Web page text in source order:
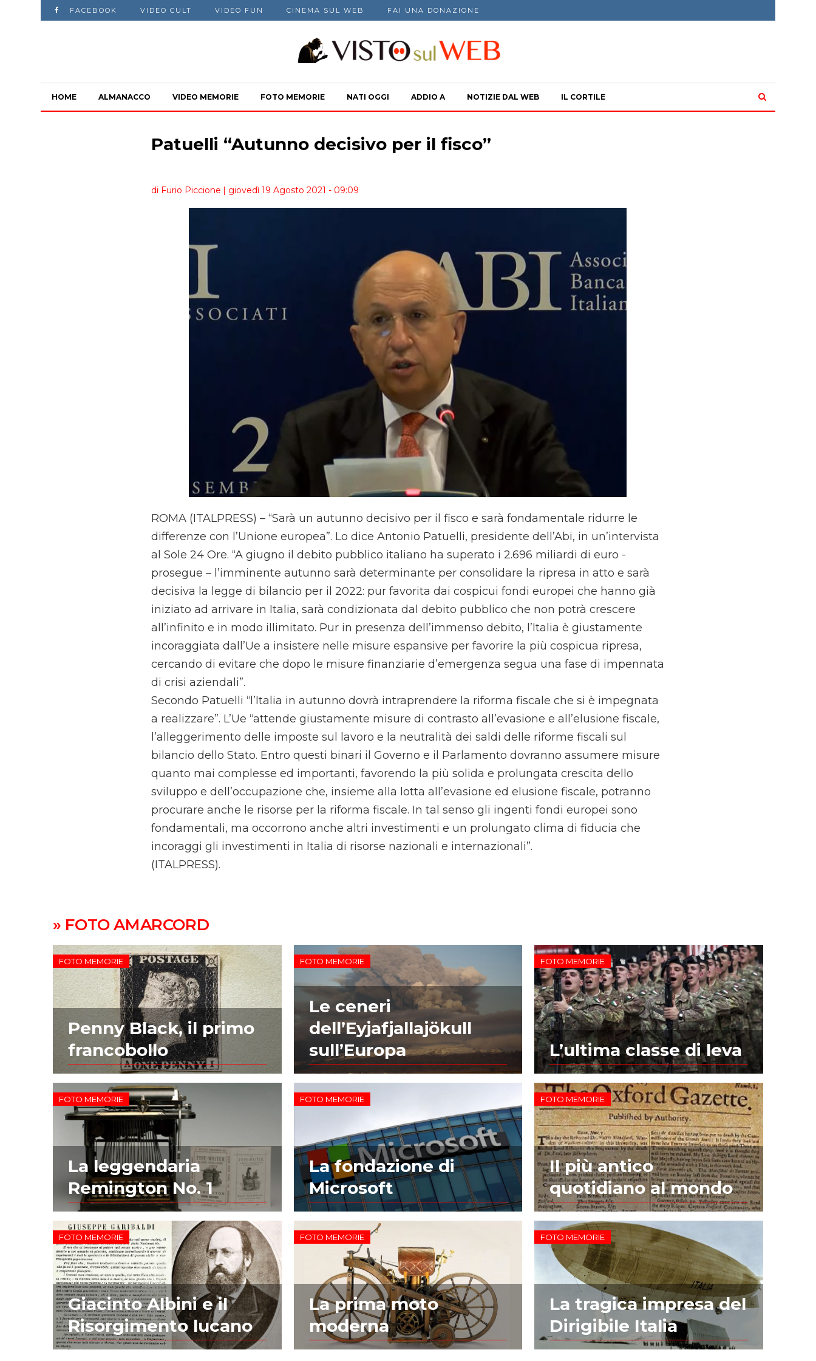
FACEBOOK VIDEO CULT VIDEO FUN CINEMA SUL WEB FAI UNA DONAZIONE
HOME ALMANACCO VIDEO MEMORIE FOTO MEMORIE NATI OGGI ADDIO A NOTIZIE DAL WEB IL CORTILE
Patuelli “Autunno decisivo per il fisco”
di Furio Piccione | giovedì 19 Agosto 2021 - 09:09
ROMA (ITALPRESS) – “Sarà un autunno decisivo per il fisco e sarà fondamentale ridurre le
differenze con l’Unione europea”. Lo dice Antonio Patuelli, presidente dell’Abi, in un’intervista
al Sole 24 Ore. “A giugno il debito pubblico italiano ha superato i 2.696 miliardi di euro -
prosegue – l’imminente autunno sarà determinante per consolidare la ripresa in atto e sarà
decisiva la legge di bilancio per il 2022: pur favorita dai cospicui fondi europei che hanno già
iniziato ad arrivare in Italia, sarà condizionata dal debito pubblico che non potrà crescere
all’infinito e in modo illimitato. Pur in presenza dell’immenso debito, l’Italia è giustamente
incoraggiata dall’Ue a insistere nelle misure espansive per favorire la più cospicua ripresa,
cercando di evitare che dopo le misure finanziarie d’emergenza segua una fase di impennata
di crisi aziendali”.
Secondo Patuelli “l’Italia in autunno dovrà intraprendere la riforma fiscale che si è impegnata
a realizzare”. L’Ue “attende giustamente misure di contrasto all’evasione e all’elusione fiscale,
l’alleggerimento delle imposte sul lavoro e la neutralità dei saldi delle riforme fiscali sul
bilancio dello Stato. Entro questi binari il Governo e il Parlamento dovranno assumere misure
quanto mai complesse ed importanti, favorendo la più solida e prolungata crescita dello
sviluppo e dell’occupazione che, insieme alla lotta all’evasione ed elusione fiscale, potranno
procurare anche le risorse per la riforma fiscale. In tal senso gli ingenti fondi europei sono
fondamentali, ma occorrono anche altri investimenti e un prolungato clima di fiducia che
incoraggi gli investimenti in Italia di risorse nazionali e internazionali”.
(ITALPRESS).
» FOTO AMARCORD
FOTO MEMORIE
Penny Black, il primo
francobollo
FOTO MEMORIE
Le ceneri
dell’Eyjafjallajökull
sull’Europa
FOTO MEMORIE
L’ultima classe di leva
FOTO MEMORIE
La leggendaria
Remington No. 1
FOTO MEMORIE
La fondazione di
Microsoft
FOTO MEMORIE
Il più antico
quotidiano al mondo
FOTO MEMORIE
Giacinto Albini e il
Risorgimento lucano
FOTO MEMORIE
La prima moto
moderna
FOTO MEMORIE
La tragica impresa del
Dirigibile Italia